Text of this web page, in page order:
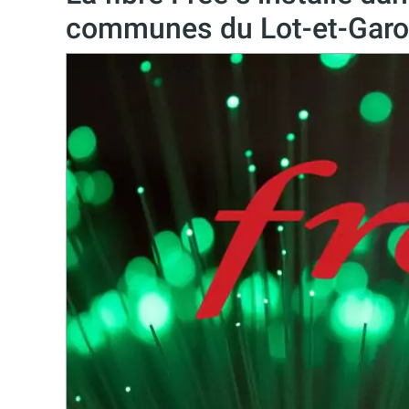
communes du Lot-et-